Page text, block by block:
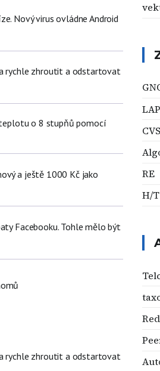
Nový virus ovládne Android
rychle zhroutit a odstartovat
o 8 stupňů pomocí
a ještě 1000 Kč jako
Facebooku. Tohle mělo být
rychle zhroutit a odstartovat
LAP
CVS
RE
H/T